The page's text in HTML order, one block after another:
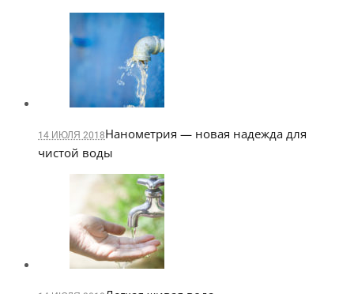
14 ИЮЛЯ 2018Нанометрия — новая надежда для
чистой воды